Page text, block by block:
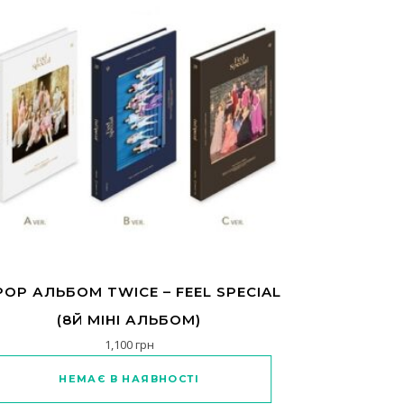
АЛЬБОМ TWICE – FEEL SPECIAL
(8Й МІНІ АЛЬБОМ)
1,100грн
НЕМАЄ В НАЯВНОСТІ